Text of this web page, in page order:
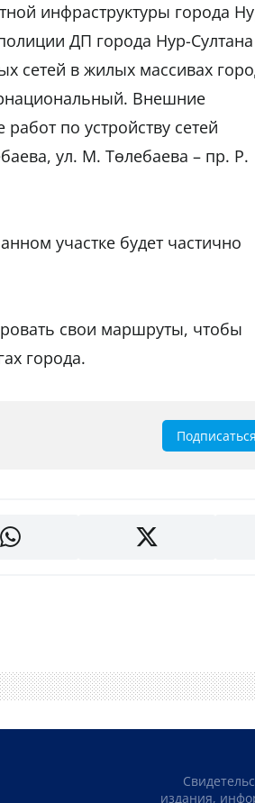
инфраструктуры города
ДП города Нур-
сетей в жилых массивах
Внешние
по устройству сетей
ул. М. Төлебаева – пр. Р.
участке будет частично
свои маршруты, чтобы
города.
Подписаться
издания,